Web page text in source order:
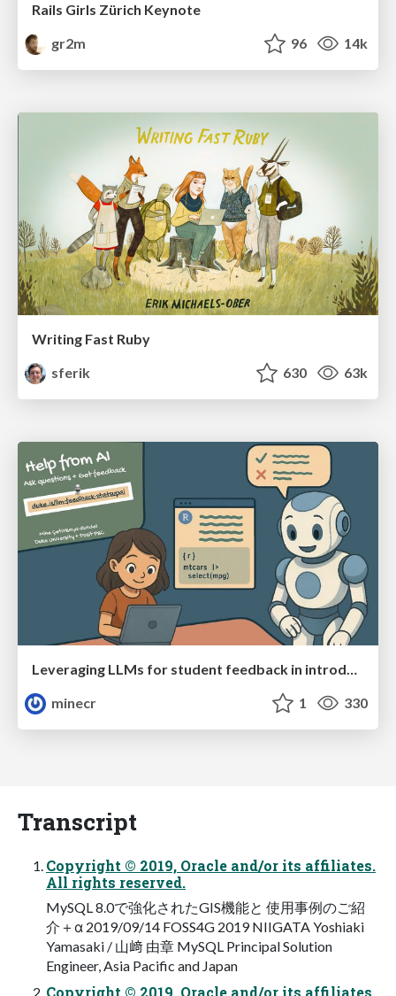
Rails Girls Zürich Keynote
gr2m
96 14k
Writing Fast Ruby
sferik
630 63k
minecr
1 330
Transcript
Copyright © 2019, Oracle and/or its affiliates.
All rights reserved.
MySQL 8.0で強化されたGIS機能と 使用事例のご紹
介＋α 2019/09/14 FOSS4G 2019 NIIGATA Yoshiaki
Yamasaki / 山﨑 由章 MySQL Principal Solution
Engineer, Asia Pacific and Japan
Copyright © 2019, Oracle and/or its affiliates.